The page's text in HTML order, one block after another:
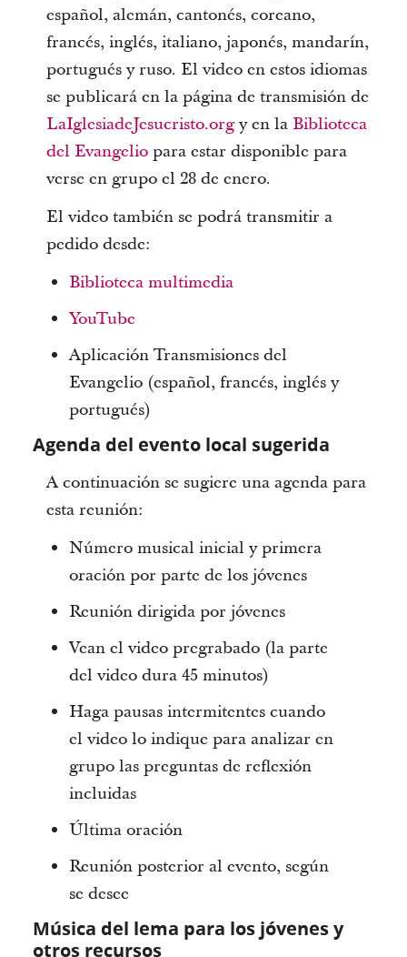
español, alemán, cantonés, coreano,
francés, inglés, italiano, japonés, mandarín,
portugués y ruso. El video en estos idiomas
se publicará en la página de transmisión de
LaIglesiadeJesucristo.orgy en la Biblioteca
del Evangeliopara estar disponible para
verse en grupo el 28 de enero.
El video también se podrá transmitir a
pedido desde:
Biblioteca multimedia
YouTube
Aplicación Transmisiones del
Evangelio (español, francés, inglés y
portugués)
Agenda del evento local sugerida
A continuación se sugiere una agenda para
esta reunión:
Número musical inicial y primera
oración por parte de los jóvenes
Reunión dirigida por jóvenes
Vean el video pregrabado (la parte
del video dura 45 minutos)
Haga pausas intermitentes cuando
el video lo indique para analizar en
grupo las preguntas de reflexión
incluidas
Última oración
Reunión posterior al evento, según
se desee
Música del lema para los jóvenes y
otros recursos